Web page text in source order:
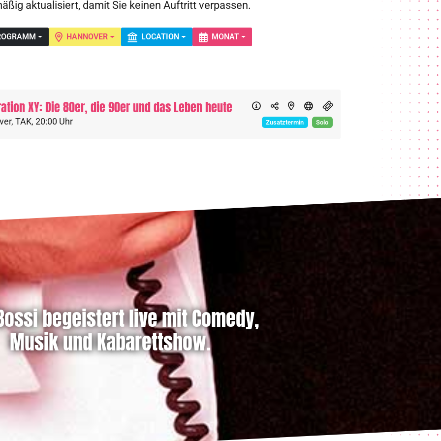
aktualisiert, damit Sie keinen Auftritt verpassen.
HANNOVER LOCATION MONAT
XY: Die 80er, die 90er und das Leben heute
, TAK, 20:00 Uhr Zusatztermin Solo
begeistert live mit Comedy,
Musik und Kabarettshow.